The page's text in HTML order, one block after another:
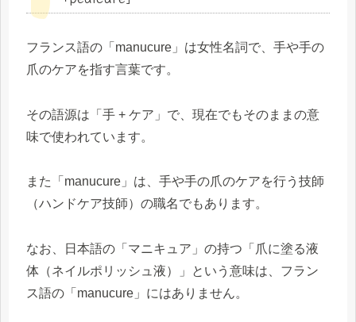
フランス語の「manucure」は女性名詞で、手や手の
爪のケアを指す言葉です。
その語源は「手 + ケア」で、現在でもそのままの意
味で使われています。
また「manucure」は、手や手の爪のケアを行う技師
（ハンドケア技師）の職名でもあります。
なお、日本語の「マニキュア」の持つ「爪に塗る液
体（ネイルポリッシュ液）」という意味は、フラン
ス語の「manucure」にはありません。